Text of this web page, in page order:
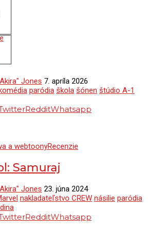
Jones 7. apríla 2026
paródia škola šónen štúdio A-1
RedditWhatsapp
a webtoonyRecenzie
Samuraj
Jones 23. júna 2024
nakladateľstvo CREW násilie paródia
RedditWhatsapp